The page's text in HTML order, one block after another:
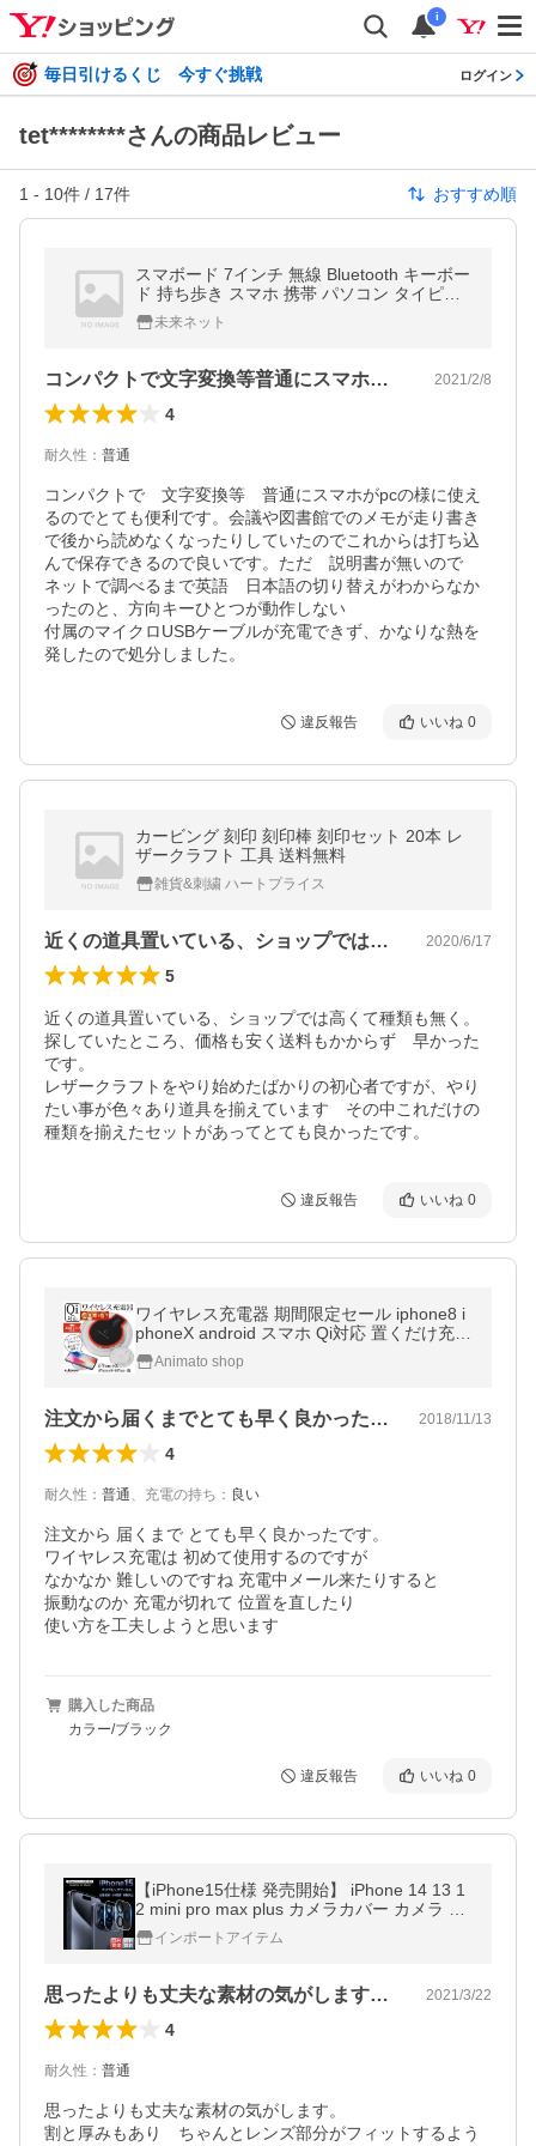
i
毎日引けるくじ 今すぐ挑戦 ログイン
tet********さんの商品レビュー
1 - 10件 / 17件 おすすめ順
スマボード 7インチ 無線 Bluetooth キーボー
ド 持ち歩き スマホ 携帯 パソコン タイピン
グ デザイン おしゃれ iPhone Android iPad S
MA3未来ネット
コンパクトで文字変換等普通にスマホがp… 2021/2/8
4
耐久性 ： 普通
コンパクトで　文字変換等　普通にスマホがpcの様に使え
るのでとても便利です。会議や図書館でのメモが走り書き
で後から読めなくなったりしていたのでこれからは打ち込
んで保存できるので良いです。ただ　説明書が無いので
ネットで調べるまで英語　日本語の切り替えがわからなか
ったのと、方向キーひとつが動作しない
付属のマイクロUSBケーブルが充電できず、かなりな熱を
発したので処分しました。
違反報告 いいね 0
カービング 刻印 刻印棒 刻印セット 20本 レ
ザークラフト 工具 送料無料
雑貨&刺繍 ハートプライス
近くの道具置いている、ショップでは高く… 2020/6/17
5
近くの道具置いている、ショップでは高くて種類も無く。
探していたところ、価格も安く送料もかからず　早かった
です。
レザークラフトをやり始めたばかりの初心者ですが、やり
たい事が色々あり道具を揃えています　その中これだけの
種類を揃えたセットがあってとても良かったです。
違反報告 いいね 0
ワイヤレス充電器 期間限定セール iphone8 i
phoneX android スマホ Qi対応 置くだけ充電
充電パッド
Animato shop
注文から届くまでとても早く良かったです… 2018/11/13
4
耐久性 ： 普通、 充電の持ち ： 良い
注文から 届くまで とても早く良かったです。
ワイヤレス充電は 初めて使用するのですが
なかなか 難しいのですね 充電中メール来たりすると
振動なのか 充電が切れて 位置を直したり
使い方を工夫しようと思います
購入した商品
カラー/ブラック
違反報告 いいね 0
【iPhone15仕様 発売開始】 iPhone 14 13 1
2 mini pro max plus カメラカバー カメラ レ
ンズ 保護フィルム レンズカバー iPhone11 P
roMax iPhone 全面保護
インポートアイテム
思ったよりも丈夫な素材の気がします。割… 2021/3/22
4
耐久性 ： 普通
思ったよりも丈夫な素材の気がします。
割と厚みもあり　ちゃんとレンズ部分がフィットするよう